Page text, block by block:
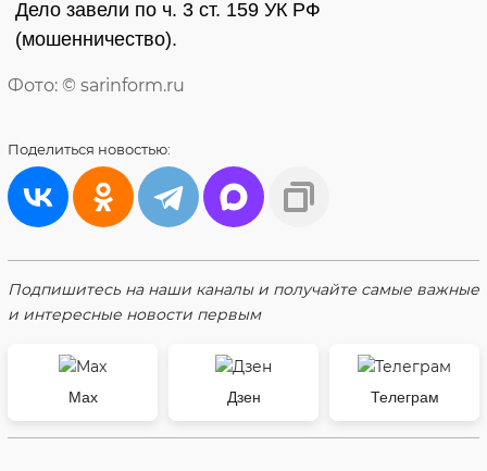
Дело завели по ч. 3 ст. 159 УК РФ
(мошенничество).
Фото: © sarinform.ru
Поделиться новостью:
Подпишитесь на наши каналы и получайте самые важные
и интересные новости первым
Max Дзен Телеграм